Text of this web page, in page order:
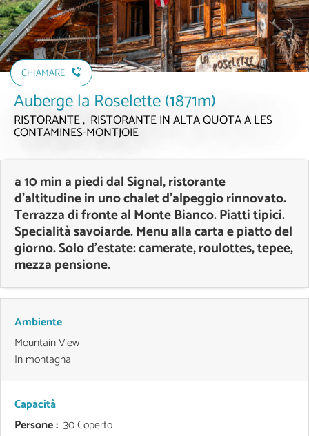
CHIAMARE
Auberge la Roselette (1871m)
RISTORANTE , RISTORANTE IN ALTA QUOTAA LES
CONTAMINES-MONTJOIE
a 10 min a piedi dal Signal, ristorante
d’altitudine in uno chalet d’alpeggio rinnovato.
Terrazza di fronte al Monte Bianco. Piatti tipici.
Specialità savoiarde. Menu alla carta e piatto del
giorno. Solo d’estate: camerate, roulottes, tepee,
mezza pensione.
Ambiente
Mountain View
In montagna
Capacità
Persone : 30 Coperto